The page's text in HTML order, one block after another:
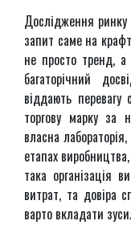
Дослідження
запит саме на
не просто тренд, а
багаторічний
віддають
торгову марку за
власна
етапах
така організація
витрат, та довіра
варто вкладати